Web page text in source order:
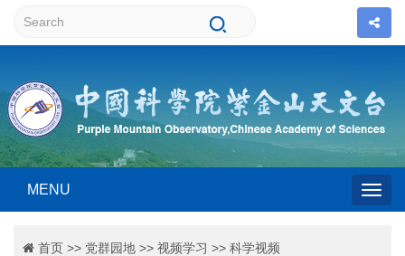
MENU
首页 >> 党群园地 >> 视频学习 >> 科学视频